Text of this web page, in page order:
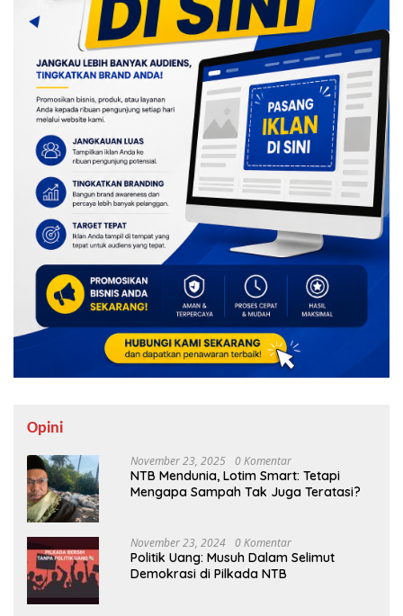
Opini
November 23, 2025 0 Komentar
NTB Mendunia, Lotim Smart: Tetapi
Mengapa Sampah Tak Juga Teratasi?
November 23, 2024 0 Komentar
Politik Uang: Musuh Dalam Selimut
Demokrasi di Pilkada NTB